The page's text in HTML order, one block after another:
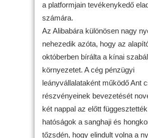
a platformjain tevékenykedő
számára.
Az Alibabára különösen nagy
nehezedik azóta, hogy az
októberben bírálta a kínai
környezetet. A cég pénzügyi
leányvállalataként működő Ant
részvényeinek bevezetését
két nappal az előtt
hatóságok a sanghaji és
tőzsdén, hogy elindult volna a